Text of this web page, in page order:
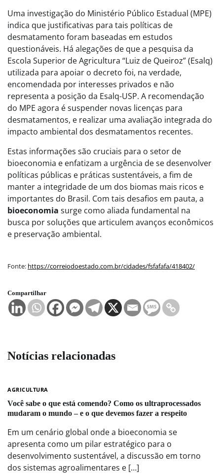
Uma investigação do Ministério Público Estadual (MPE)
indica que justificativas para tais políticas de
desmatamento foram baseadas em estudos
questionáveis. Há alegações de que a pesquisa da
Escola Superior de Agricultura “Luiz de Queiroz” (Esalq)
utilizada para apoiar o decreto foi, na verdade,
encomendada por interesses privados e não
representa a posição da Esalq-USP. A recomendação
do MPE agora é suspender novas licenças para
desmatamentos, e realizar uma avaliação integrada do
impacto ambiental dos desmatamentos recentes.
Estas informações são cruciais para o setor de
bioeconomia e enfatizam a urgência de se desenvolver
políticas públicas e práticas sustentáveis, a fim de
manter a integridade de um dos biomas mais ricos e
importantes do Brasil. Com tais desafios em pauta, a
bioeconomia surge como aliada fundamental na
busca por soluções que articulem avanços econômicos
e preservação ambiental.
Fonte: https://correiodoestado.com.br/cidades/fsfafafa/418402/
Compartilhar
Notícias relacionadas
AGRICULTURA
Você sabe o que está comendo? Como os ultraprocessados
mudaram o mundo – e o que devemos fazer a respeito
Em um cenário global onde a bioeconomia se
apresenta como um pilar estratégico para o
desenvolvimento sustentável, a discussão em torno
dos sistemas agroalimentares e […]